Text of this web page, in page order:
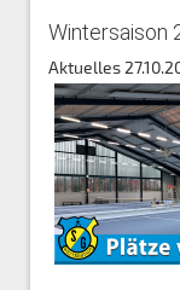
Wintersaison
Aktuelles